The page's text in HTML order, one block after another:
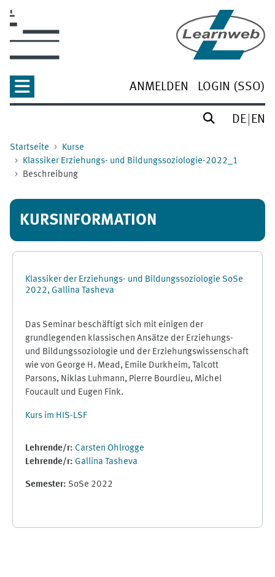
ANMELDEN LOGIN (SSO)
DE EN
Startseite
Kurse
Klassiker Erziehungs- und Bildungssoziologie-2022_1
Beschreibung
KURSINFORMATION
Klassiker der Erziehungs- und Bildungssoziologie SoSe
2022, Gallina Tasheva
Das Seminar beschäftigt sich mit einigen der
grundlegenden klassischen Ansätze der Erziehungs-
und Bildungssoziologie und der Erziehungswissenschaft
wie von George H. Mead, Emile Durkheim, Talcott
Parsons, Niklas Luhmann, Pierre Bourdieu, Michel
Foucault und Eugen Fink.
Kurs im HIS-LSF
Lehrende/r: Carsten Ohlrogge
Lehrende/r: Gallina Tasheva
Semester: SoSe 2022